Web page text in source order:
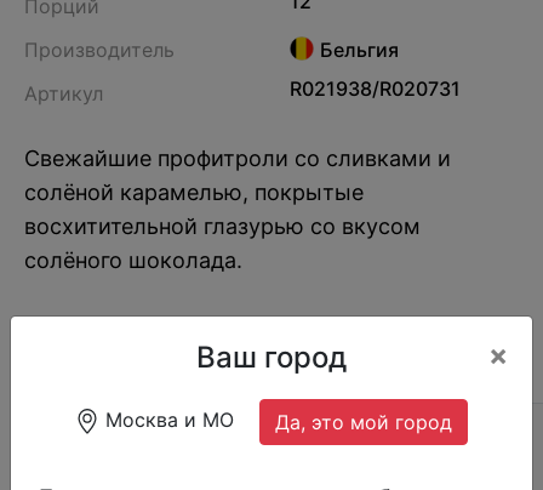
Ваш город ×
Москва и МО Да, это мой город
Порций
Производитель
Бельгия
Артикул
R021938/R020731
Свежайшие профитроли со сливками и
солёной карамелью, покрытые
восхитительной глазурью со вкусом
солёного шоколада.
Страна производства:Бельгия